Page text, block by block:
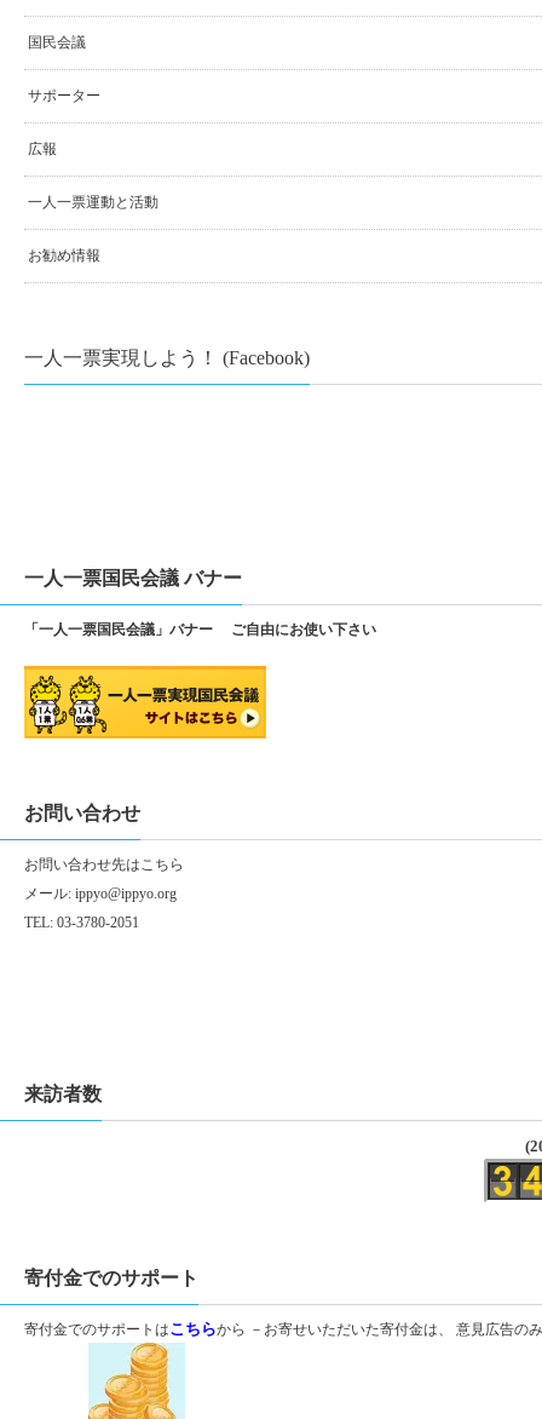
国民会議
サポーター
広報
一人一票運動と活動
お勧め情報
一人一票実現しよう！ (Facebook)
一人一票国民会議 バナー
「一人一票国民会議」バナー ご自由にお使い下さい
お問い合わせ
お問い合わせ先はこちら
メール: ippyo@ippyo.org
TEL: 03-3780-2051
来訪者数
寄付金でのサポート
寄付金でのサポートはこちらから －お寄せいただいた寄付金は、 意見広告の